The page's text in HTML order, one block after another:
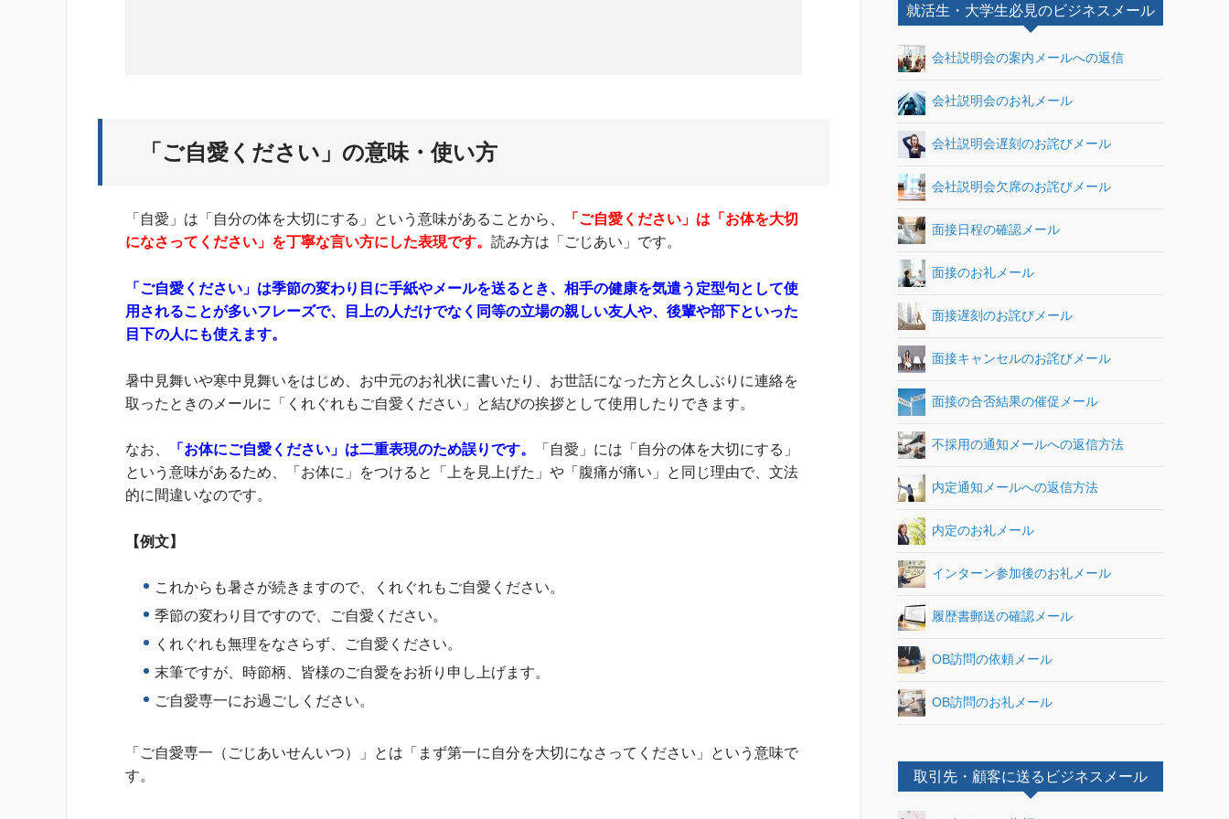
「ご自愛ください」の意味・使い方
「自愛」は「自分の体を大切にする」という意味があることから、
「ご自愛ください」は「お体を大切
になさってください」を丁寧な言い方にした表現です。 読み方は「ごじあい」です。
「ご自愛ください」は季節の変わり目に手紙やメールを送るとき、相手の健康を気遣う定型句として使
用されることが多いフレーズで、目上の人だけでなく同等の立場の親しい友人や、後輩や部下といった
目下の人にも使えます。
暑中見舞いや寒中見舞いをはじめ、お中元のお礼状に書いたり、お世話になった方と久しぶりに連絡を
取ったときのメールに「くれぐれもご自愛ください」と結びの挨拶として使用したりできます。
なお、 「お体にご自愛ください」は二重表現のため誤りです。
「自愛」には「自分の体を大切にする」
という意味があるため、「お体に」をつけると「上を見上げた」や「腹痛が痛い」と同じ理由で、文法
的に間違いなのです。
【例文】
これからも暑さが続きますので、くれぐれもご自愛ください。
季節の変わり目ですので、ご自愛ください。
くれぐれも無理をなさらず、ご自愛ください。
末筆ですが、時節柄、皆様のご自愛をお祈り申し上げます。
ご自愛専一にお過ごしください。
「ご自愛専一（ごじあいせんいつ）」とは「まず第一に自分を大切になさってください」という意味で
す。
就活生・大学生必見のビジネスメール
会社説明会の案内メールへの返信
会社説明会のお礼メール
会社説明会遅刻のお詫びメール
会社説明会欠席のお詫びメール
面接日程の確認メール
面接のお礼メール
面接遅刻のお詫びメール
面接キャンセルのお詫びメール
面接の合否結果の催促メール
不採用の通知メールへの返信方法
内定通知メールへの返信方法
内定のお礼メール
インターン参加後のお礼メール
履歴書郵送の確認メール
OB訪問の依頼メール
OB訪問のお礼メール
取引先・顧客に送るビジネスメール